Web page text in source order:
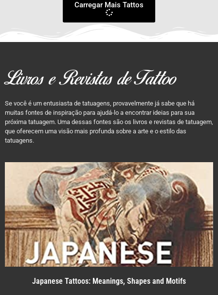
Carregar Mais Tattos
Livros e Revistas de Tattoo
Se você é um entusiasta de tatuagens, provavelmente já sabe que há
muitas fontes de inspiração para ajudá-lo a encontrar ideias para sua
próxima tatuagem. Uma dessas fontes são os livros e revistas de tatuagem,
que oferecem uma visão mais profunda sobre a arte e o estilo das
tatuagens.
Japanese Tattoos: Meanings, Shapes and Motifs